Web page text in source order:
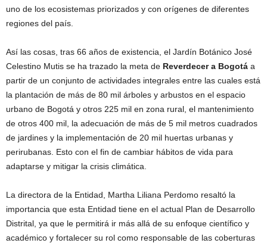
uno de los ecosistemas priorizados y con orígenes de diferentes
regiones del país.
Así las cosas, tras 66 años de existencia, el Jardín Botánico José
Celestino Mutis se ha trazado la meta de Reverdecer a Bogotá a
partir de un conjunto de actividades integrales entre las cuales está
la plantación de más de 80 mil árboles y arbustos en el espacio
urbano de Bogotá y otros 225 mil en zona rural, el mantenimiento
de otros 400 mil, la adecuación de más de 5 mil metros cuadrados
de jardines y la implementación de 20 mil huertas urbanas y
perirubanas. Esto con el fin de cambiar hábitos de vida para
adaptarse y mitigar la crisis climática.
La directora de la Entidad, Martha Liliana Perdomo resaltó la
importancia que esta Entidad tiene en el actual Plan de Desarrollo
Distrital, ya que le permitirá ir más allá de su enfoque científico y
académico y fortalecer su rol como responsable de las coberturas